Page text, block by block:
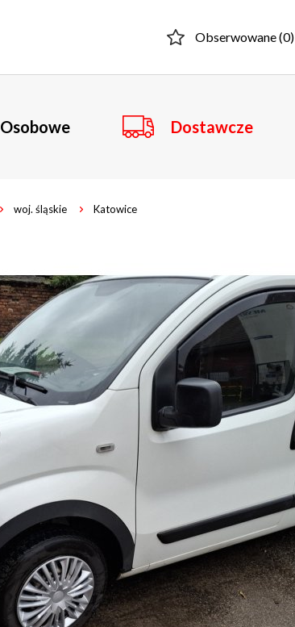
Obserwowane (0)
Osobowe Dostawcze
woj. śląskie Katowice